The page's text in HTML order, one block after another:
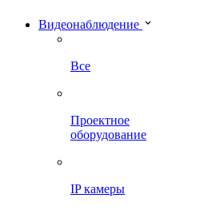
Видеонаблюдение
Все
Проектное
оборудование
IP камеры